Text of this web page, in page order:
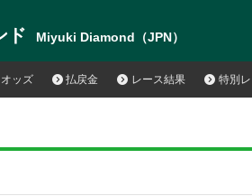
ド Miyuki Diamond（JPN）
オッズ 払戻金 レース結果 特別